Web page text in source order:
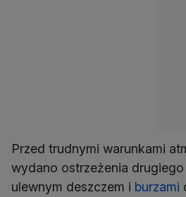
Przed trudnymi warunkami
wydano ostrzeżenia
ulewnym deszczem i burzami